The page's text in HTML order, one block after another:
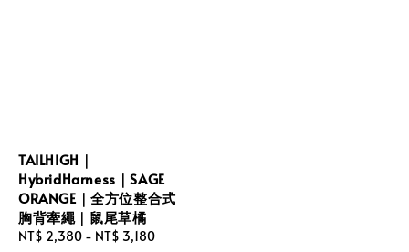
TAILHIGH｜
HybridHarness｜SAGE
ORANGE｜全方位整合式
胸背牽繩｜鼠尾草橘
Regular
NT$ 2,380 - NT$ 3,180